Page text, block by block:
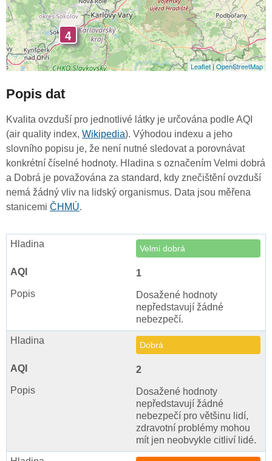
4
Leaflet |OpenStreetMap
Popis dat
Kvalita ovzduší pro jednotlivé látky je určována podle AQI
(air quality index, Wikipedia). Výhodou indexu a jeho
slovního popisu je, že není nutné sledovat a porovnávat
konkrétní číselné hodnoty. Hladina s označením Velmi dobrá
a Dobrá je považována za standard, kdy znečištění ovzduší
nemá žádný vliv na lidský organismus. Data jsou měřena
stanicemi ČHMÚ.
Velmi dobrá
1
Dosažené hodnoty
nepředstavují žádné
nebezpečí.
Dobrá
2
Dosažené hodnoty
nepředstavují žádné
nebezpečí pro většinu lidí,
zdravotní problémy mohou
mít jen neobvykle citliví lidé.